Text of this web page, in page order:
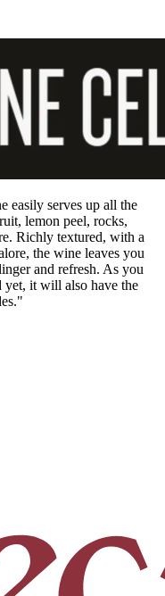
easily serves up all the
lemon peel, rocks,
Richly textured, with a
the wine leaves you
and refresh. As you
yet, it will also have the